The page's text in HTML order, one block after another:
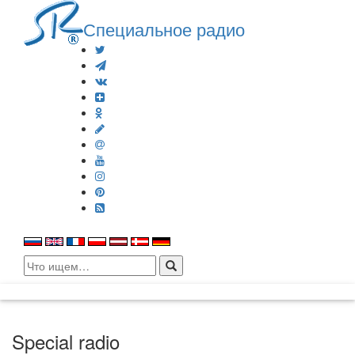
Специальное радио
Search
for:
Special radio